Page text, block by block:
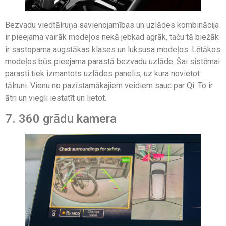
Bezvadu viedtālruņa savienojamības un uzlādes kombinācija
ir pieejama vairāk modeļos nekā jebkad agrāk, taču tā biežāk
ir sastopama augstākas klases un luksusa modeļos. Lētākos
modeļos būs pieejama parastā bezvadu uzlāde. Šai sistēmai
parasti tiek izmantots uzlādes panelis, uz kura novietot
tālruni. Vienu no pazīstamākajiem veidiem sauc par Qi. To ir
ātri un viegli iestatīt un lietot.
7. 360 grādu kamera